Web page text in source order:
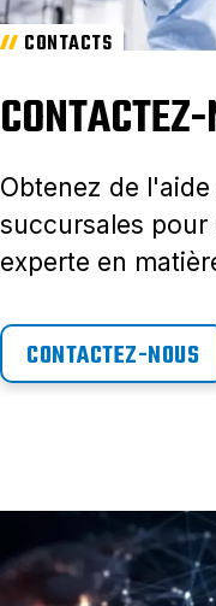
CONTACTS
Obtenez de
succursales pour
experte en
CONTACTEZ-NOUS